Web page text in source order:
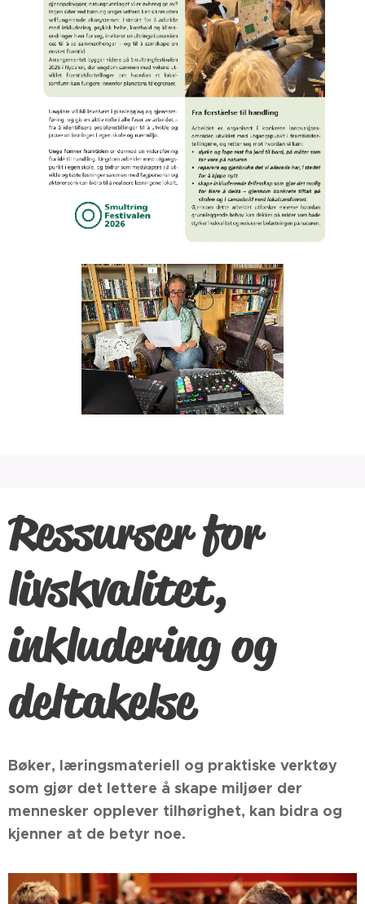
Ressurser for
livskvalitet,
inkludering og
deltakelse
Bøker, læringsmateriell og praktiske verktøy
som gjør det lettere å skape miljøer der
mennesker opplever tilhørighet, kan bidra og
kjenner at de betyr noe.